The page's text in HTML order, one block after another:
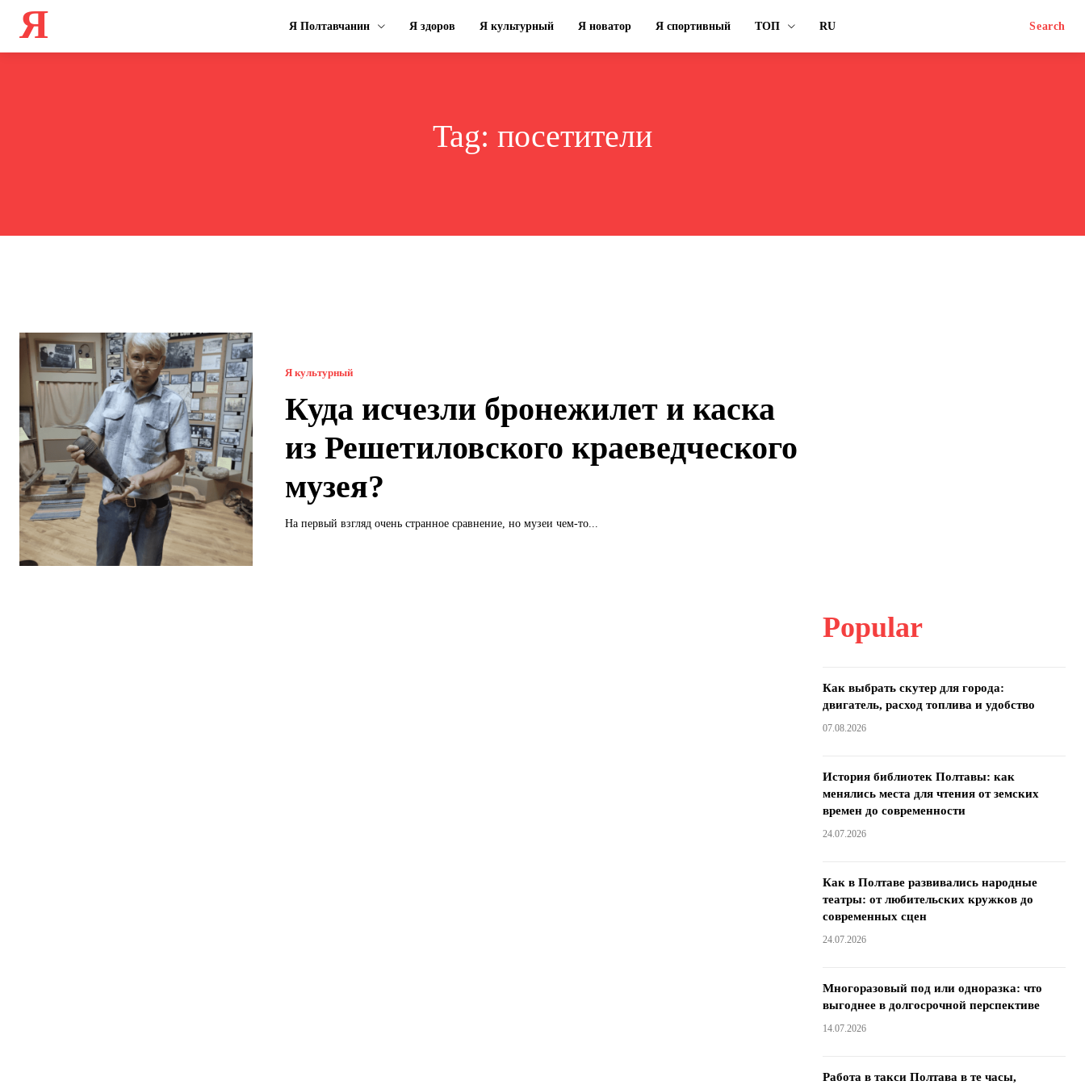
Я Я Полтавчанин Я здоров Я культурный Я новатор Я спортивный ТОП RU Search
Tag: посетители
Я культурный
Куда исчезли бронежилет и каска
из Решетиловского краеведческого
музея?
На первый взгляд очень странное сравнение, но музеи чем-то...
Popular
Как выбрать скутер для города:
двигатель, расход топлива и удобство
07.08.2026
История библиотек Полтавы: как
менялись места для чтения от земских
времен до современности
24.07.2026
Как в Полтаве развивались народные
театры: от любительских кружков до
современных сцен
24.07.2026
Многоразовый под или одноразка: что
выгоднее в долгосрочной перспективе
14.07.2026
Работа в такси Полтава в те часы,